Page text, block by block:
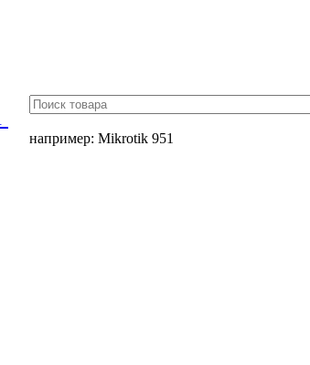
например: Mikrotik 951